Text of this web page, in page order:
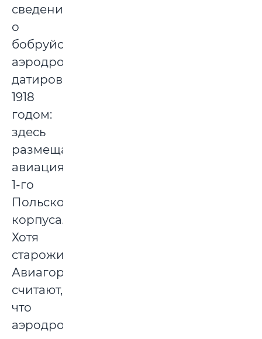
сведения
о
бобруйском
аэродроме
датированы
1918
годом:
здесь
размещалась
авиация
1-го
Польского
корпуса.
Хотя
старожилы
Авиагородка
считают,
что
аэродром